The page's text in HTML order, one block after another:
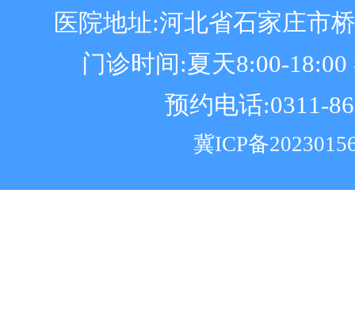
医院地址:河北省石家庄市
门诊时间:夏天8:00-18:00
预约电话:0311-
冀ICP备